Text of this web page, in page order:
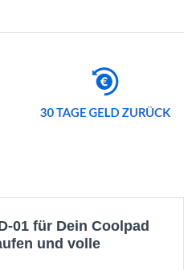
01 für Dein Coolpad
und volle